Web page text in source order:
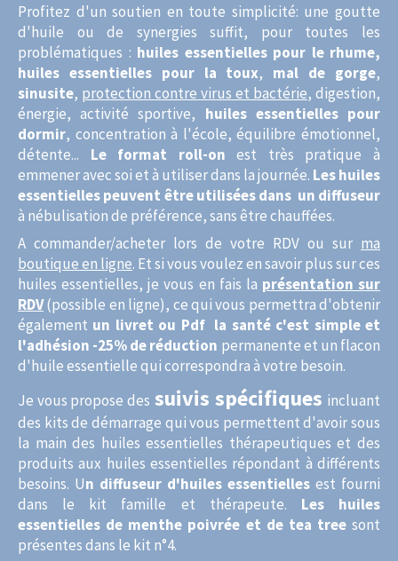
Profitez d'un soutien en toute simplicité: une goutte
d'huile ou de synergies suffit, pour toutes les
problématiques : huiles essentielles pour le rhume,
huiles essentielles pour la toux, mal de gorge,
sinusite, protection contre virus et bactérie, digestion,
énergie, activité sportive, huiles essentielles pour
dormir, concentration à l'école, équilibre émotionnel,
détente... Le format roll-on est très pratique à
emmener avec soi et à utiliser dans la journée. Les huiles
essentielles peuvent être utilisées dans un diffuseur
à nébulisation de préférence, sans être chauffées.
A commander/acheter lors de votre RDV ou sur ma
boutique en ligne. Et si vous voulez en savoir plus sur ces
huiles essentielles, je vous en fais la présentation sur
RDV(possible en ligne), ce qui vous permettra d'obtenir
également un livret ou Pdf la santé c'est simple et
l'adhésion -25% de réduction permanente et un flacon
d'huile essentielle qui correspondra à votre besoin.
Je vous propose des suivis spécifiques incluant
des kits de démarrage qui vous permettent d'avoir sous
la main des huiles essentielles thérapeutiques et des
produits aux huiles essentielles répondant à différents
besoins. Un diffuseur d'huiles essentielles est fourni
dans le kit famille et thérapeute. Les huiles
essentielles de menthe poivrée et de tea treesont
présentes dans le kit n°4.